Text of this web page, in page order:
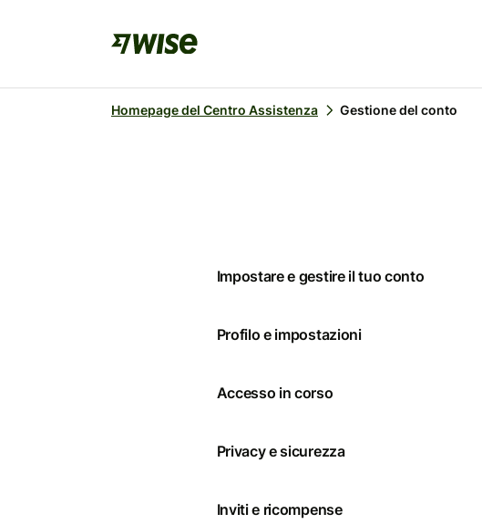
Homepage del Centro Assistenza Gestione del conto
Impostare e gestire il tuo conto
Profilo e impostazioni
Accesso in corso
Privacy e sicurezza
Inviti e ricompense